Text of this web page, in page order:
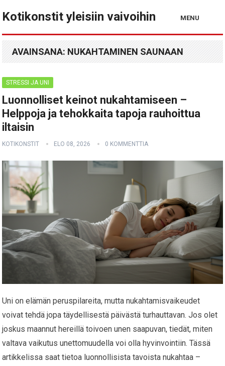
Kotikonstit yleisiin vaivoihin MENU
AVAINSANA: NUKAHTAMINEN SAUNAAN
STRESSI JA UNI
Luonnolliset keinot nukahtamiseen –
Helppoja ja tehokkaita tapoja rauhoittua
iltaisin
KOTIKONSTIT ELO 08, 2026 0 KOMMENTTIA
Uni on elämän peruspilareita, mutta nukahtamisvaikeudet
voivat tehdä jopa täydellisestä päivästä turhauttavan. Jos olet
joskus maannut hereillä toivoen unen saapuvan, tiedät, miten
valtava vaikutus unettomuudella voi olla hyvinvointiin. Tässä
artikkelissa saat tietoa luonnollisista tavoista nukahtaa –